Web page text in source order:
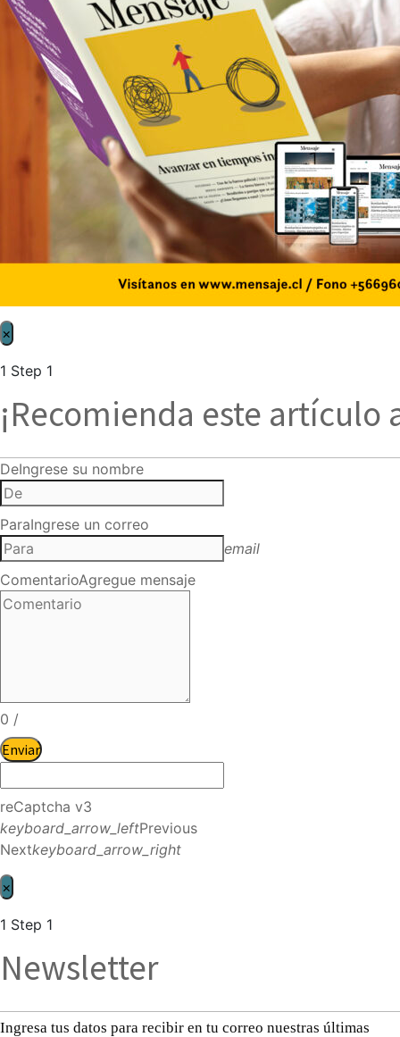
×
1 Step 1
¡Recomienda este artículo
DeIngrese su nombre
ParaIngrese un correo
email
ComentarioAgregue mensaje
0 /
Enviar
reCaptcha v3
keyboard_arrow_leftPrevious
Nextkeyboard_arrow_right
×
1 Step 1
Newsletter
Ingresa tus datos para recibir en tu correo nuestras últimas